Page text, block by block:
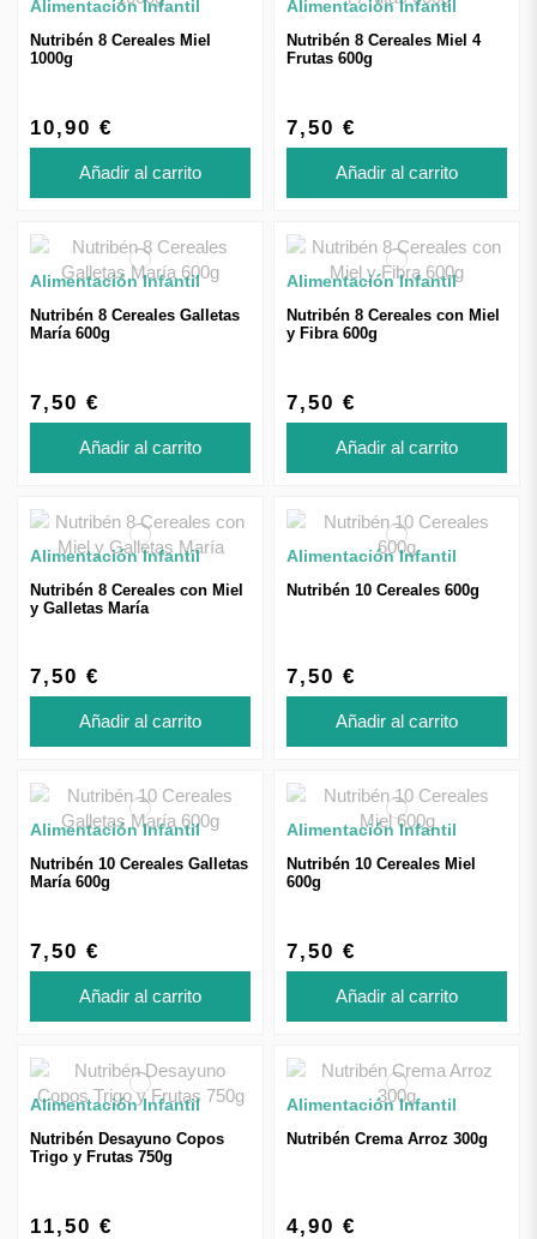
Alimentación Infantil
Nutribén 8 Cereales Miel
1000g
10,90 €
Añadir al carrito
Alimentación Infantil
Nutribén 8 Cereales Miel 4
Frutas 600g
7,50 €
Añadir al carrito
Alimentación Infantil
Nutribén 8 Cereales Galletas
María 600g
7,50 €
Añadir al carrito
Alimentación Infantil
Nutribén 8 Cereales con Miel
y Fibra 600g
7,50 €
Añadir al carrito
Alimentación Infantil
Nutribén 8 Cereales con Miel
y Galletas María
7,50 €
Añadir al carrito
Alimentación Infantil
Nutribén 10 Cereales 600g
7,50 €
Añadir al carrito
Alimentación Infantil
Nutribén 10 Cereales Galletas
María 600g
7,50 €
Añadir al carrito
Alimentación Infantil
Nutribén 10 Cereales Miel
600g
7,50 €
Añadir al carrito
Alimentación Infantil
Nutribén Desayuno Copos
Trigo y Frutas 750g
11,50 €
Alimentación Infantil
Nutribén Crema Arroz 300g
4,90 €